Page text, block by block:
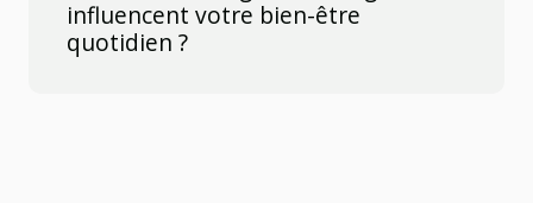
influencent votre bien-être
quotidien ?